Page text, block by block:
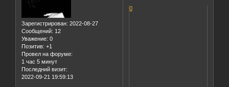
Зарегистрирован: 2022-08-27
Сообщений: 12
Уважение: 0
Позитив: +1
Провел на форуме:
1 час 5 минут
Последний визит:
2022-09-21 19:59:13
0